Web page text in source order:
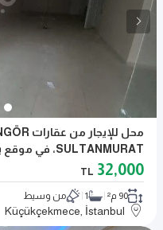
SULTANMURAT، في موقع يشبه الشارع الرئيسي المزدحم
32,000
TL
90 م² 1 من وسيط
Küçükçekmece, İstanbul